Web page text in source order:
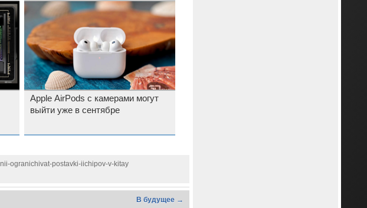
Apple AirPods с камерами могут
выйти уже в сентябре
ogranichivat-postavki-iichipov-v-kitay
В будущее →